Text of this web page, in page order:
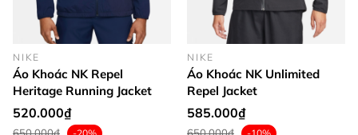
NIKE
Áo Khoác NK Repel
Heritage Running Jacket
520.000₫
NIKE
Áo Khoác NK Unlimited
Repel Jacket
585.000₫